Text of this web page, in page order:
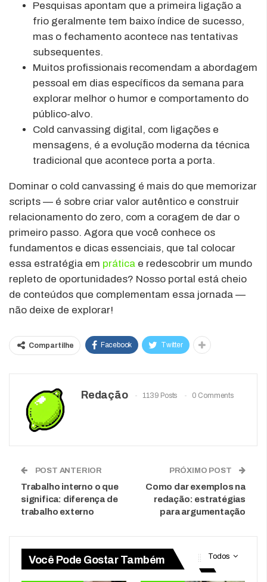
Pesquisas apontam que a primeira ligação a
frio geralmente tem baixo índice de sucesso,
mas o fechamento acontece nas tentativas
subsequentes.
Muitos profissionais recomendam a abordagem
pessoal em dias específicos da semana para
explorar melhor o humor e comportamento do
público-alvo.
Cold canvassing digital, com ligações e
mensagens, é a evolução moderna da técnica
tradicional que acontece porta a porta.
Dominar o cold canvassing é mais do que memorizar
scripts — é sobre criar valor autêntico e construir
relacionamento do zero, com a coragem de dar o
primeiro passo. Agora que você conhece os
fundamentos e dicas essenciais, que tal colocar
essa estratégia em prática e redescobrir um mundo
repleto de oportunidades? Nosso portal está cheio
de conteúdos que complementam essa jornada —
não deixe de explorar!
Compartilhe Facebook Twitter
Redação 1139 Posts 0 Comments
POST ANTERIOR
Trabalho interno o que
significa: diferença de
trabalho externo
PRÓXIMO POST
Como dar exemplos na
redação: estratégias
para argumentação
Todos
Você Pode Gostar Também